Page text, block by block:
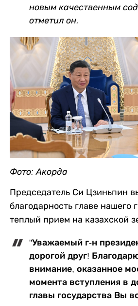
новым качественным
отметил он.
Фото: Акорда
Председатель Си Цзиньпин
благодарность главе нашего
теплый прием на казахской
"Уважаемый г-н
дорогой друг!
внимание, оказанное
момента вступления в
главы государства Вы